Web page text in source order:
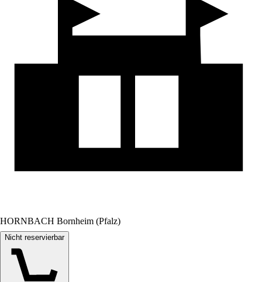
HORNBACH Bornheim (Pfalz)
Nicht reservierbar